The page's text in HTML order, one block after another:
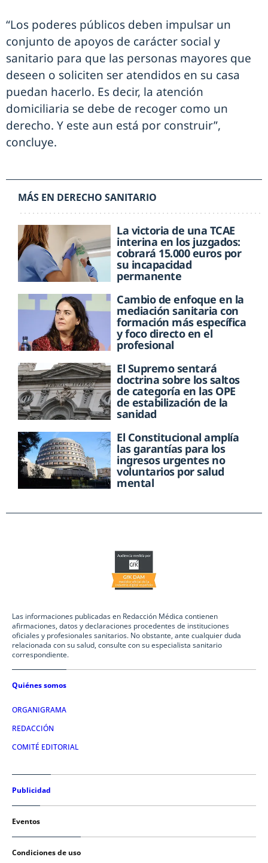
“Los poderes públicos deben impulsar un
conjunto de apoyos de carácter social y
sanitario para que las personas mayores que
deseen o soliciten ser atendidos en su casa
puedan hacerlo. Es decir, la atención
domiciliaria se debe de recoger como un
derecho. Y este aun está por construir”,
concluye.
MÁS EN DERECHO SANITARIO
La victoria de una TCAE
interina en los juzgados:
cobrará 15.000 euros por
su incapacidad
permanente
Cambio de enfoque en la
mediación sanitaria con
formación más específica
y foco directo en el
profesional
El Supremo sentará
doctrina sobre los saltos
de categoría en las OPE
de estabilización de la
sanidad
El Constitucional amplía
las garantías para los
ingresos urgentes no
voluntarios por salud
mental
Las informaciones publicadas en Redacción Médica contienen
afirmaciones, datos y declaraciones procedentes de instituciones
oficiales y profesionales sanitarios. No obstante, ante cualquier duda
relacionada con su salud, consulte con su especialista sanitario
correspondiente.
Quiénes somos
ORGANIGRAMA
REDACCIÓN
COMITÉ EDITORIAL
Publicidad
Eventos
Condiciones de uso